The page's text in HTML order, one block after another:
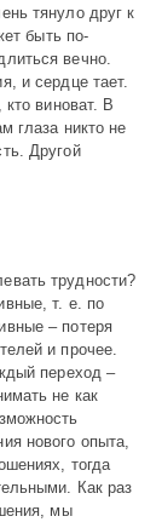
тянуло друг к
быть по-
вечно.
и сердце тает.
виноват. В
глаза никто не
Другой
трудности?
т. е. по
– потеря
и прочее.
переход –
не как
нового опыта,
тогда
Как раз
мы